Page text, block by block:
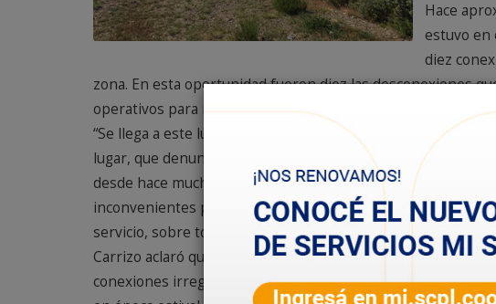
Hace
estuvo en
diez
zona. En esta oportunidad fueron diez las desconexiones
operativos para normalizar el sector se desconectaron
“Se llega a este lugar nuevamente producto de las propias
lugar, que denuncian a los vecinos que se conectan solos,
desde hace mucho tiempo, y si bien no tiene redes
inconvenientes para el abastecimiento de agua de los
servicio, sobre todo en verano”, comentó Adolfo Carrizo,
Carrizo aclaró que “el acueducto intervenido es el que va
conexiones irregulares provocan serios inconvenientes